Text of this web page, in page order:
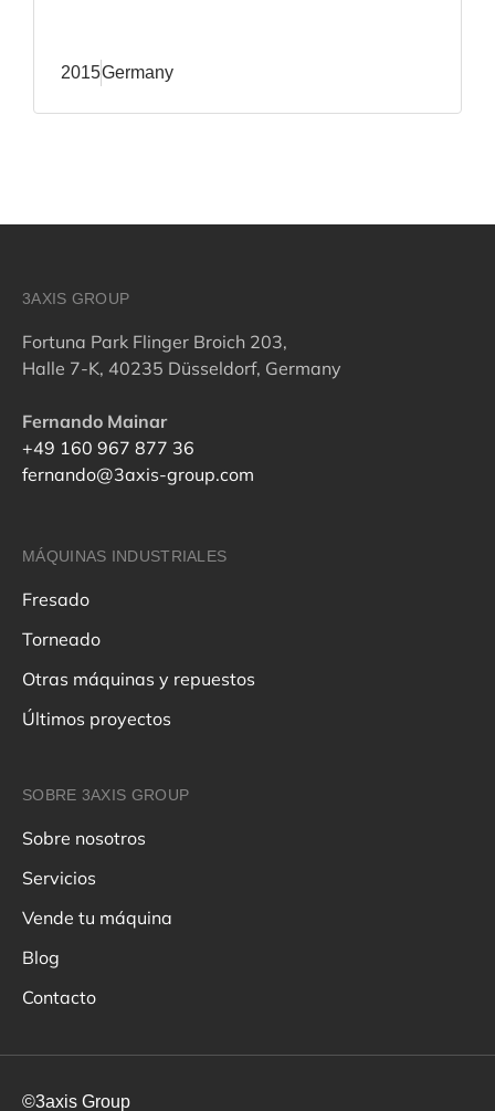
2015Germany
3AXIS GROUP
Fortuna Park Flinger Broich 203,
Halle 7-K, 40235 Düsseldorf, Germany
Fernando Mainar
+49 160 967 877 36
fernando@3axis-group.com
MÁQUINAS INDUSTRIALES
Fresado
Torneado
Otras máquinas y repuestos
Últimos proyectos
SOBRE 3AXIS GROUP
Sobre nosotros
Servicios
Vende tu máquina
Blog
Contacto
©3axis Group